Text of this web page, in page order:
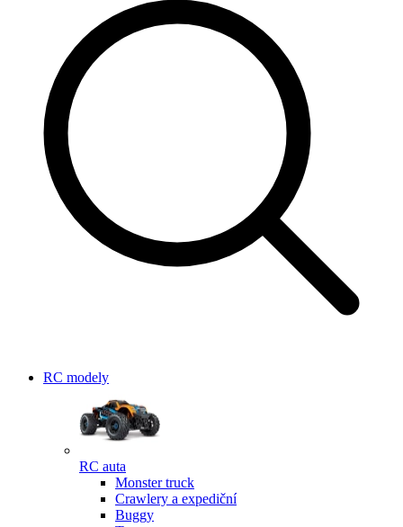
RC modely
RC auta
Monster truck
Crawlery a expediční
Buggy